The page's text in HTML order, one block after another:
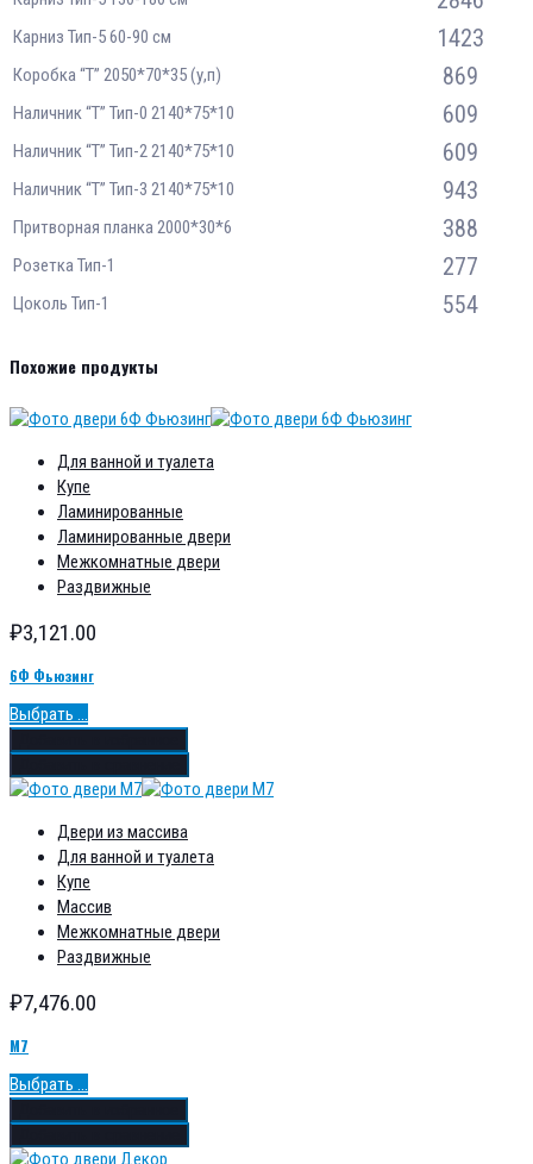
Карниз Тип-5 60-90 см 1423
Коробка “Т” 2050*70*35 (у,п) 869
Наличник “Т” Тип-0 2140*75*10 609
Наличник “Т” Тип-2 2140*75*10 609
Наличник “Т” Тип-3 2140*75*10 943
Притворная планка 2000*30*6 388
Розетка Тип-1 277
Цоколь Тип-1 554
Похожие продукты
Для ванной и туалета
Купе
Ламинированные
Ламинированные двери
Межкомнатные двери
Раздвижные
₽3,121.00
6Ф Фьюзинг
Выбрать ...
Двери из массива
Для ванной и туалета
Купе
Массив
Межкомнатные двери
Раздвижные
₽7,476.00
М7
Выбрать ...